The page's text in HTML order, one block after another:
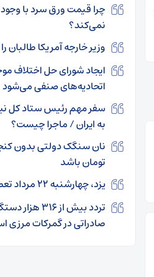
چرا قیمت ورق سرد با
نمی‌کند؟
وزیر خارجه آمریکا طالبان
ایجاد شورای حل اختلاف
اتحادیه‌های صنفی می‌شود
سفر مهم رئیس ستاد کل
به ایران / ماجرا چیست؟
تومان باشد
یزد، چهارشنبه ۲۲ مرداد تعطیل شد
تردد بیش از
صادراتی در گمرکات مرزی